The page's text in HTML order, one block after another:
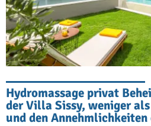
Hydromassage privat
der Villa Sissy, weniger
und den